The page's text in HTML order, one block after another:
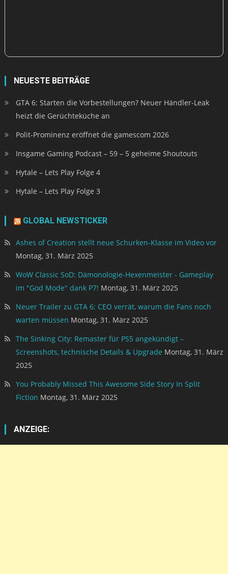
NEUESTE BEITRÄGE
GTA 6: Starten die Vorbestellungen? Neuer Händler-Leak
heizt die Gerüchteküche an
Polit-Prominenz eröffnet die gamescom 2026
Insgame Gaming Podcast – 59 – 5 geheime Shoutouts
Hytale – Lets Play Folge 4
Hytale – Lets Play Folge 3
GLOBAL NEWSTICKER
Ashes of Creation stellt neue Schurken-Klasse im Video vor
Montag, 31. März 2025
WoW Classic SoD: Dämonologie-Hexenmeister - Gameplay
im "God Mode" dank P7! Montag, 31. März 2025
Neuer Trailer zu GTA 6: CEO verrät, warum die Fans noch
warten müssen Montag, 31. März 2025
The Sinking City: Remaster für PS5 angekündigt –
Screenshots, technische Details & Upgrade Montag, 31. März
2025
You Probably Missed This Awesome Side Story In Split
Fiction Montag, 31. März 2025
ANZEIGE: